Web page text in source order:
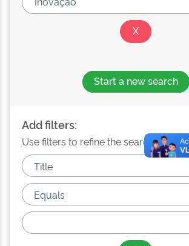
Start a new search
Add filters:
Use filters to refine the search results.